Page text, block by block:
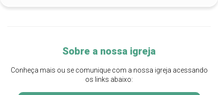
Sobre a nossa igreja
Conheça mais ou se comunique com a nossa igreja acessando
os links abaixo: